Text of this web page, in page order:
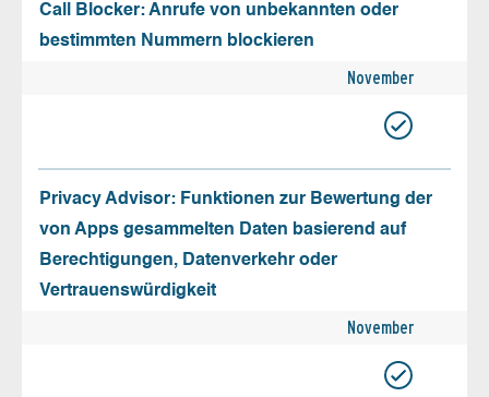
Call Blocker: Anrufe von unbekannten oder
bestimmten Nummern blockieren
November
Privacy Advisor: Funktionen zur Bewertung der
von Apps gesammelten Daten basierend auf
Berechtigungen, Datenverkehr oder
Vertrauenswürdigkeit
November